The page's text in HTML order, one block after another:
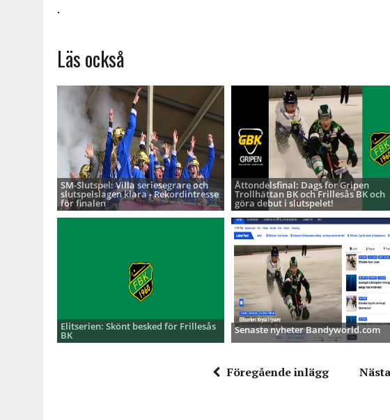
.
Läs också
SM-Slutspel: Villa seriesegrare och
slutspelslagen klara - Rekordintresse
för finalen
Åttondelsfinal: Dags för Gripen
Trollhättan BK och Frillesås BK och
göra debut i slutspelet!
Elitserien: Skönt besked för Frillesås
BK Senaste nyheter Bandyworld.com
Föregående inlägg